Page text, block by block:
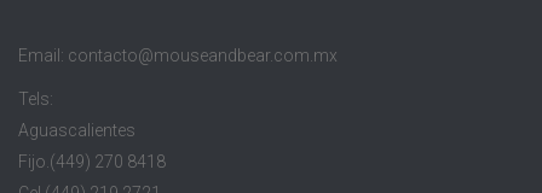
Email: contacto@mouseandbear.com.mx
Tels:
Aguascalientes
Fijo.(449) 270 8418